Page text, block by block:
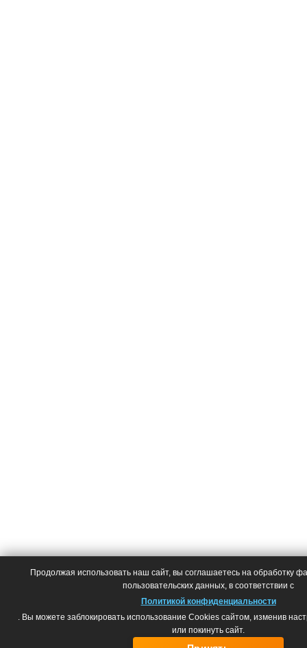
Продолжая использовать наш сайт, вы соглашаетесь на обработку
пользовательских данных, в соответствии с
Политикой конфиденциальности
. Вы можете заблокировать использование Cookies сайтом, изменив
или покинуть сайт.